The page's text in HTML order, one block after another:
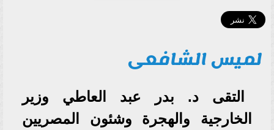
لميس الشافعى
التقى د. بدر عبد العاطي وزير
الخارجية والهجرة وشئون المصريين